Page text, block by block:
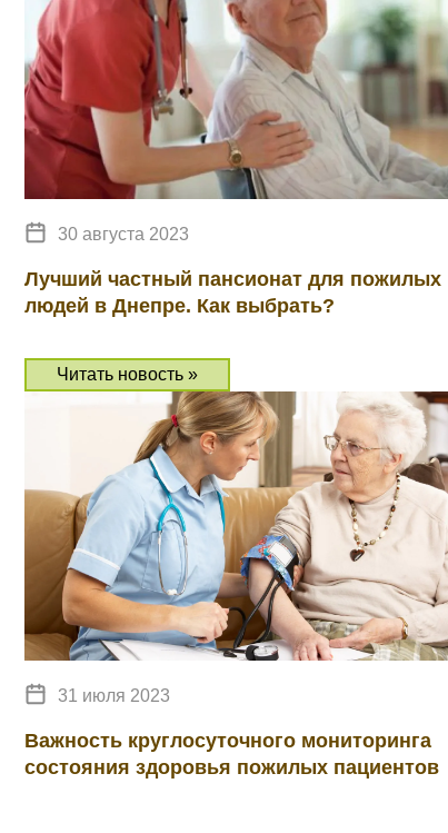
30 августа 2023
Лучший частный пансионат для пожилых
людей в Днепре. Как выбрать?
Читать новость »
31 июля 2023
Важность круглосуточного мониторинга
состояния здоровья пожилых пациентов